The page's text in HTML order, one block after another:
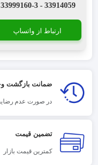
33914059 - 33999160-3
ارتباط از واتساپ
ضمانت بازگشت
در صورت عدم
تضمین قیمت
کمترین قیمت بازار